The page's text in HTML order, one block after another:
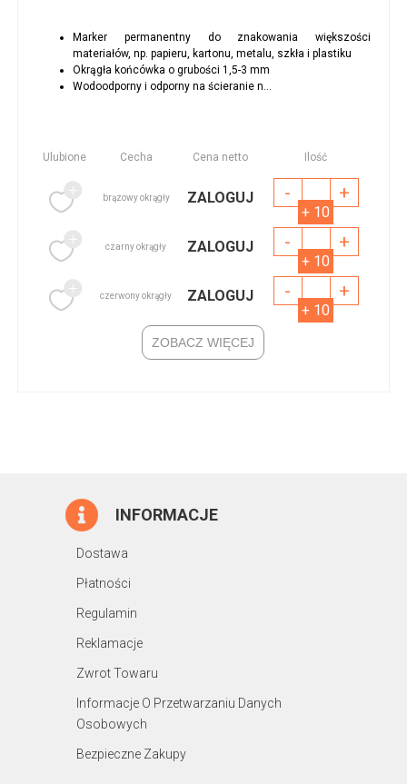
Marker permanentny do znakowania większości
materiałów, np. papieru, kartonu, metalu, szkła i plastiku
Okrągła końcówka o grubości 1,5-3 mm
Wodoodporny i odporny na ścieranie n...
Ulubione Cecha Cena netto Ilość
brązowy okrągły ZALOGUJ - +
+ 10
czarny okrągły ZALOGUJ - +
+ 10
czerwony okrągły ZALOGUJ - +
+ 10
ZOBACZ WIĘCEJ
INFORMACJE
Dostawa
Płatności
Regulamin
Reklamacje
Zwrot Towaru
Informacje O Przetwarzaniu Danych
Osobowych
Bezpieczne Zakupy